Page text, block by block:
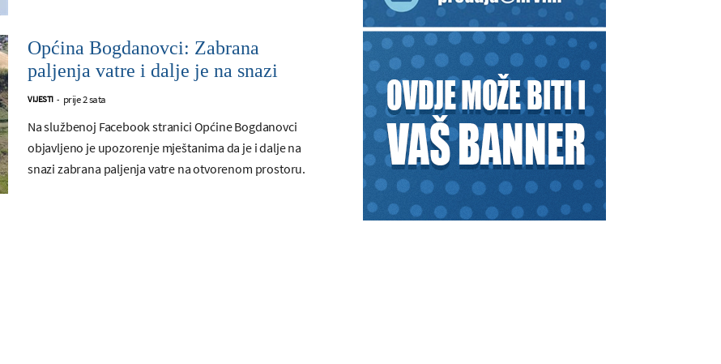
Općina Bogdanovci: Zabrana
paljenja vatre i dalje je na snazi
VIJESTI - prije 2 sata
Na službenoj Facebook stranici Općine Bogdanovci
objavljeno je upozorenje mještanima da je i dalje na
snazi zabrana paljenja vatre na otvorenom prostoru.